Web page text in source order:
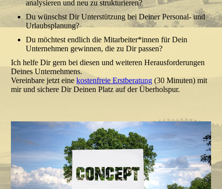
analysieren und neu zu strukturieren?
Du wünschst Dir Unterstützung bei Deiner Personal- und
Urlaubsplanung?
Du möchtest endlich die Mitarbeiter*innen für Dein
Unternehmen gewinnen, die zu Dir passen?
Ich helfe Dir gern bei diesen und weiteren Herausforderungen
Deines Unternehmens.
Vereinbare jetzt einekostenfreie Erstberatung (30 Minuten) mit
mir und sichere Dir Deinen Platz auf der Überholspur.